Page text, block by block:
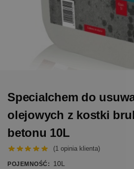
Specialchem do
olejowych z kostki
betonu 10L
(1 opinia klienta)
POJEMNOŚĆ : 10L